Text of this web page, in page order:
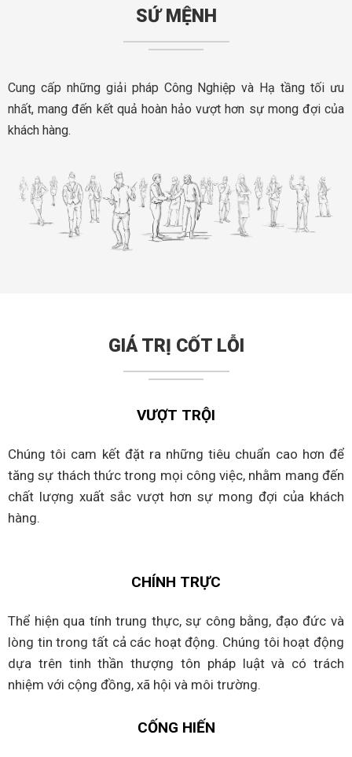
SỨ MỆNH
Cung cấp những giải pháp Công Nghiệp và Hạ tầng tối ưu
nhất, mang đến kết quả hoàn hảo vượt hơn sự mong đợi của
khách hàng.
GIÁ TRỊ CỐT LỖI
VƯỢT TRỘI
Chúng tôi cam kết đặt ra những tiêu chuẩn cao hơn để
tăng sự thách thức trong mọi công việc, nhằm mang đến
chất lượng xuất sắc vượt hơn sự mong đợi của khách
hàng.
CHÍNH TRỰC
Thể hiện qua tính trung thực, sự công bằng, đạo đức và
lòng tin trong tất cả các hoạt động. Chúng tôi hoạt động
dựa trên tinh thần thượng tôn pháp luật và có trách
nhiệm với cộng đồng, xã hội và môi trường.
CỐNG HIẾN